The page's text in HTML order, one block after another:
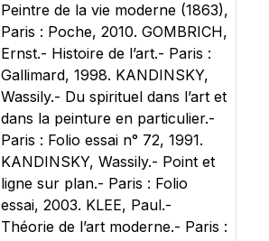
Peintre de la vie moderne (1863),
Paris : Poche, 2010. GOMBRICH,
Ernst.- Histoire de l’art.- Paris :
Gallimard, 1998. KANDINSKY,
Wassily.- Du spirituel dans l’art et
dans la peinture en particulier.-
Paris : Folio essai n° 72, 1991.
KANDINSKY, Wassily.- Point et
ligne sur plan.- Paris : Folio
essai, 2003. KLEE, Paul.-
Théorie de l’art moderne.- Paris :